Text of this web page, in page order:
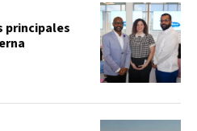
principales